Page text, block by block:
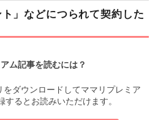
ト」などにつられて契約した
ム記事を読むには？
ダウンロードしてママリプレミア
るとお読みいただけます。